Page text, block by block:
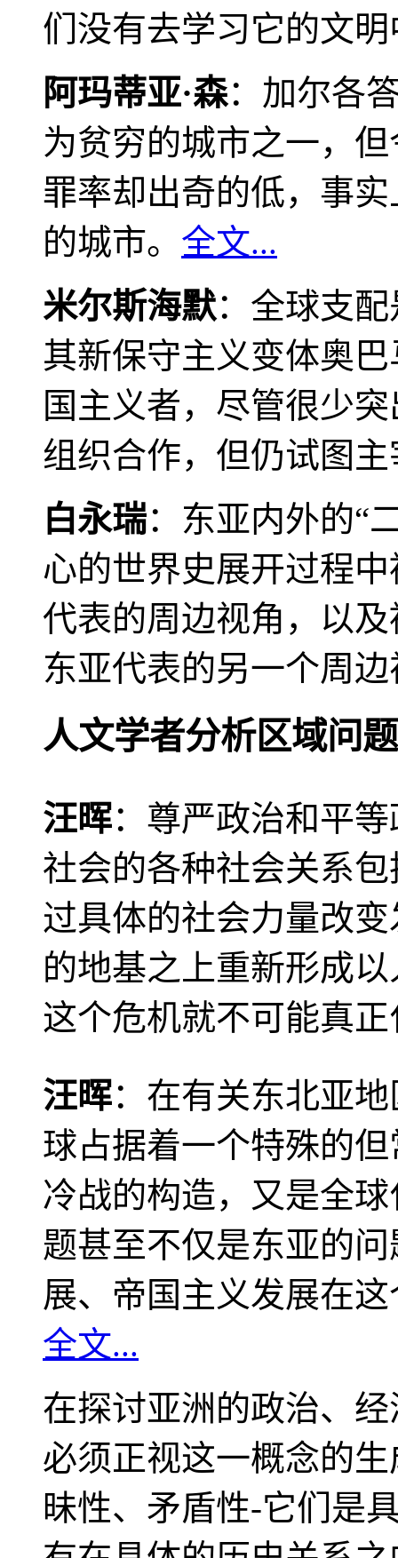
们没有去学习它的文
阿玛蒂亚·森：加尔各
为贫穷的城市之一，
罪率却出奇的低，事
的城市。 全文...
米尔斯海默：全球支
其新保守主义变体奥
国主义者，尽管很少
组织合作，但仍试图
白永瑞：东亚内外的“
心的世界史展开过程
代表的周边视角，以
东亚代表的另一个周
人文学者分析区域问题
汪晖：尊严政治和平
社会的各种社会关系
过具体的社会力量改
的地基之上重新形成
这个危机就不可能真
汪晖：在有关东北亚
球占据着一个特殊的
冷战的构造，又是全
题甚至不仅是东亚的
展、帝国主义发展在
全文...
在探讨亚洲的政治、
必须正视这一概念的
昧性、矛盾性-它们是